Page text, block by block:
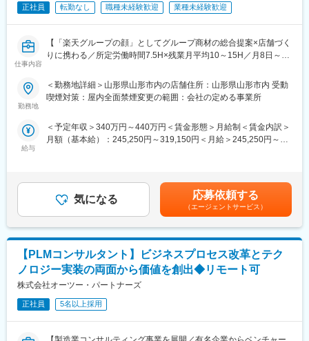
・キャンペーン企画など、集客に向けた取り組み
スタッフ（R CREW）から店長を経てRSV（スーパーバイザー）
へステップアップが可能です。RSV経験後はマネジメントや本部
入社後1年で店長昇格を目指していただきます。
重視し相談しやすい環境◎
・KPI管理・数値振り返り
■教育体制：
サービス知識・業務の流れなど基礎から学べ、楽天グループ共通
のeラーニングでビジネススキルの習得も可能。未経験でも安心し
■このポジションの魅力：
◇未経験でも成長しやすいシンプルなオペレーション
く、早期に独り立ちが可能です。
◇事業づくりに携われるやりがい
後発キャリアだからこそ柔軟で風通しがよく、改善提案や企画が
店舗運営に活かされやすい文化があります。
■キャリアパス：
スタッフ（R CREW）としてご活躍いただいたのち、約1年で店長
昇格を目指していただきます。その後はスーパーバイザー
（RSV）やマネージャーなど、より広い領域で活躍いただけるキ
正社員 転勤なし 職種未経験歓迎 業種未経験歓迎
仕事内容
【「楽天グループの顔」としてグループ商材の総合提案×店舗づく
りに携わる／所定労働時間7.5H×残業月平均10～15H／月8日～休
楽天モバイルショップに来店されるお客様へ、スマートフォン・
料金プラン・楽天カード・楽天市場・楽天ポイントなど、楽天経
て、お客様の生活をより豊かにするトータルサポートを行うポジ
ションです。
・新規契約・機種変更の受付および提案
・料金プラン、楽天ポイント活用、楽天カード、各種サービスの
案内
・スマホの初期設定・データ移行サポート
・問い合わせ対応
◇店舗運営
・店舗での電話応対
・在庫管理、売り場づくり、POP作成
・KPI管理・数値振り返り
勤務地
＜勤務地詳細＞山形県山形市内の店舗住所：山形県山形市内 受動
喫煙対策：屋内全面禁煙変更の範囲：会社の定める事業所
給与
＜予定年収＞340万円～440万円＜賃金形態＞月給制＜賃金内訳＞
月額（基本給）：245,250円～319,150円＜月給＞245,250円～
金はあくまでも目安の金額であり、選考を通じて上下する可能性
があります。月給(月額)は固定手当を含めた表記です。
気になる 応募依頼する
（エージェントサービス）
【PLMコンサルタント】ビジネスプロセス改革とテク
ノロジー実装の両面から価値を創出◆リモート可
株式会社オーツー・パートナーズ
正社員 5名以上採用